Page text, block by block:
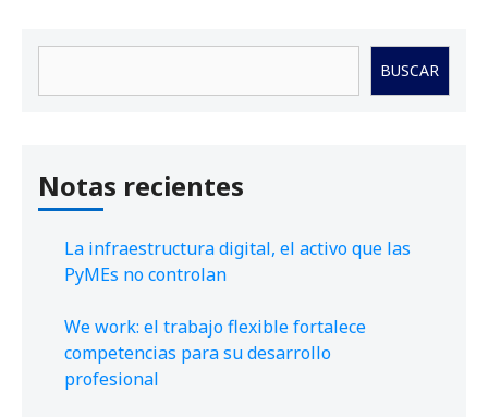
BUSCAR
Notas recientes
La infraestructura digital, el activo que las
PyMEs no controlan
We work: el trabajo flexible fortalece
competencias para su desarrollo
profesional